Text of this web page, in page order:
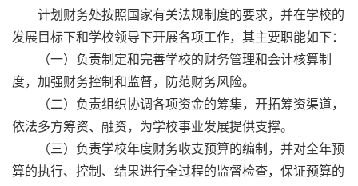
计划财务处按照国家有关法规制度的要求，并在学校的
发展目标下和学校领导下开展各项工作，其主要职能如下：
（一）负责制定和完善学校的财务管理和会计核算制
度， 加强财务控制和监督，防范财务风险。
（二）负责组织协调各项资金的筹集，开拓筹资渠道，
依法多方筹资、融资，为学校事业发展提供支撑。
（三）负责学校年度财务收支预算的编制，并对全年预
算的执行、控制、结果进行全过程的监督检查，保证预算的